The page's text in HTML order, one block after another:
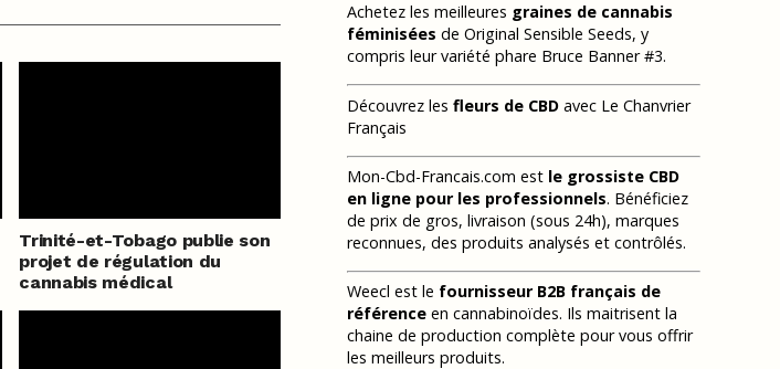
Trinité-et-Tobago publie son
projet de régulation du
cannabis médical
Achetez les meilleures graines de cannabis
féminisées de Original Sensible Seeds, y
compris leur variété phare Bruce Banner #3.
Découvrez les fleurs de CBD avec Le Chanvrier
Français
Mon-Cbd-Francais.com est le grossiste CBD
en ligne pour les professionnels. Bénéficiez
de prix de gros, livraison (sous 24h), marques
reconnues, des produits analysés et contrôlés.
Weecl est le fournisseur B2B français de
référence en cannabinoïdes. Ils maitrisent la
chaine de production complète pour vous offrir
les meilleurs produits.